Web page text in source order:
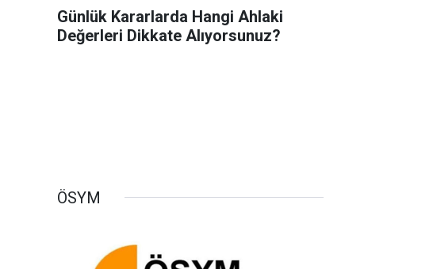
Günlük Kararlarda Hangi Ahlaki
Değerleri Dikkate Alıyorsunuz?
ÖSYM